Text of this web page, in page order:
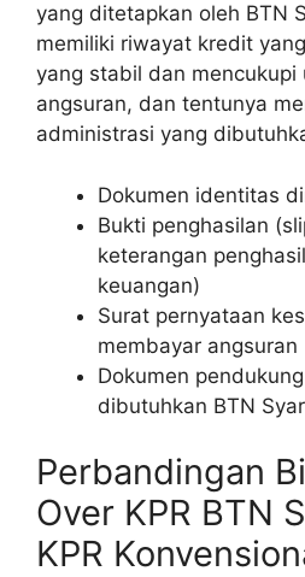
yang ditetapkan oleh BTN
memiliki riwayat kredit
yang stabil dan mencukupi
angsuran, dan tentunya
administrasi yang
Dokumen identitas
Bukti penghasilan
keterangan
keuangan)
Surat pernyataan
membayar angsuran
Dokumen
dibutuhkan BTN
Perbandingan
Over KPR BTN
KPR